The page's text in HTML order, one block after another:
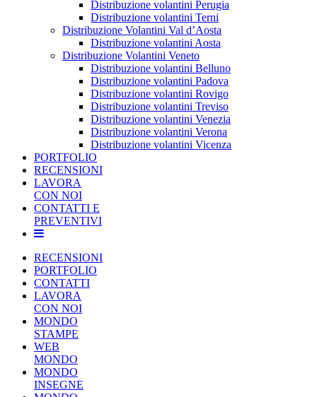
Distribuzione volantini Perugia
Distribuzione volantini Terni
Distribuzione Volantini Val d’Aosta
Distribuzione volantini Aosta
Distribuzione Volantini Veneto
Distribuzione volantini Belluno
Distribuzione volantini Padova
Distribuzione volantini Rovigo
Distribuzione volantini Treviso
Distribuzione volantini Venezia
Distribuzione volantini Verona
Distribuzione volantini Vicenza
PORTFOLIO
RECENSIONI
LAVORA
CON NOI
CONTATTI E
PREVENTIVI
RECENSIONI
PORTFOLIO
CONTATTI
LAVORA
CON NOI
MONDO
STAMPE
WEB
MONDO
MONDO
INSEGNE